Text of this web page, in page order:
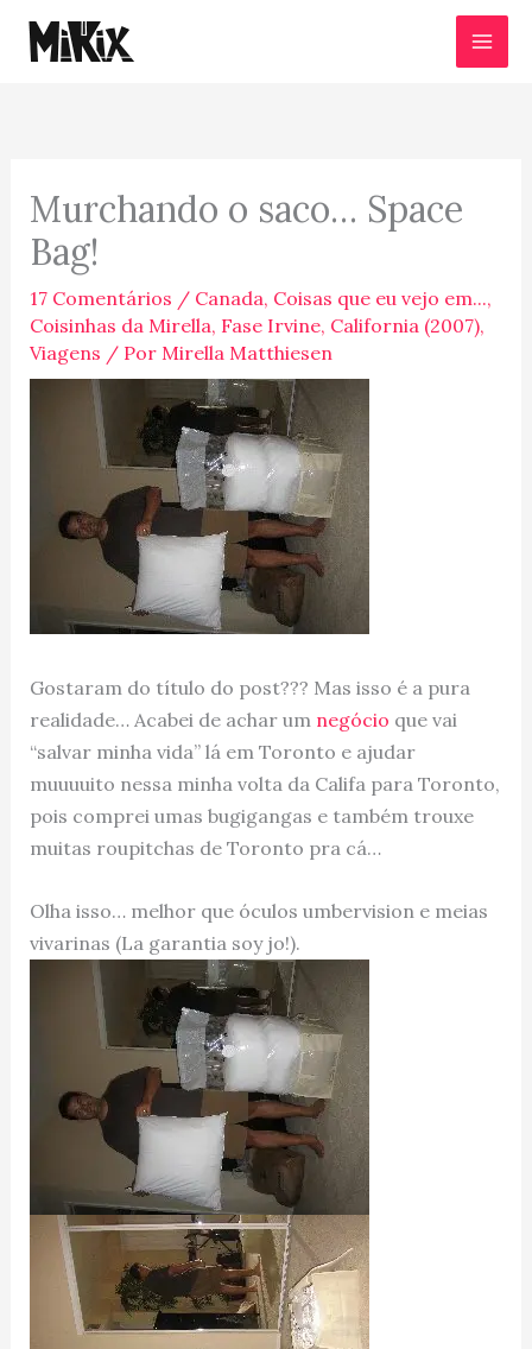
para
Murchando o saco… Space
Bag!
17 Comentários / Canada, Coisas que eu vejo em...,
Coisinhas da Mirella, Fase Irvine, California (2007),
Viagens / Por Mirella Matthiesen
Gostaram do título do post??? Mas isso é a pura
realidade… Acabei de achar um negócio que vai
“salvar minha vida” lá em Toronto e ajudar
muuuuito nessa minha volta da Califa para Toronto,
pois comprei umas bugigangas e também trouxe
muitas roupitchas de Toronto pra cá…
Olha isso… melhor que óculos umbervision e meias
vivarinas (La garantia soy jo!).